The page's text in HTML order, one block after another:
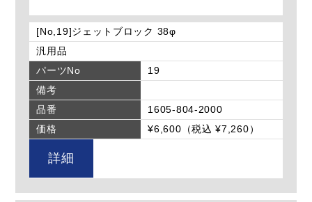
[No,19]ジェットブロック 38φ
汎用品
パーツNo
19
備考
品番
1605-804-2000
価格
¥6,600（税込 ¥7,260）
詳細